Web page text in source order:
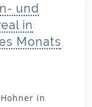
und
in
Monats
in